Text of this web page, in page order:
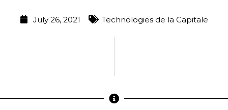
July 26, 2021 Technologies de la Capitale